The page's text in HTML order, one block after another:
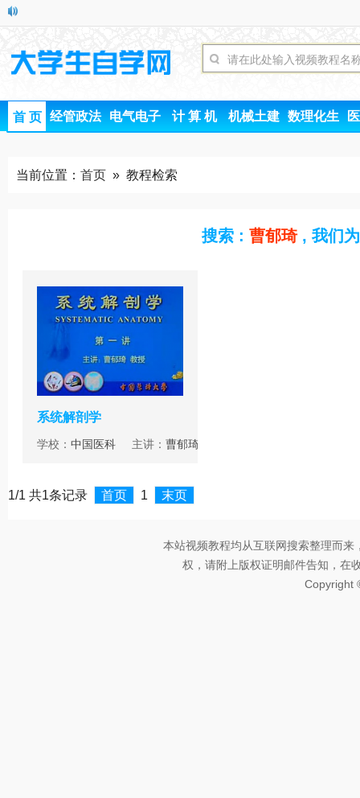
首 页 经管政法 电气电子 计 算 机 机械土建 数理化生
当前位置： 首页 » 教程检索
搜索 : 曹郁琦 , 我们
系统解剖学
学校： 中国医科 主讲： 曹郁琦
1/1 共1条记录 首页 1 末页
本站视频教程均从互联网搜索整理而
权，请附上版权证明邮件告知，在
Copyright